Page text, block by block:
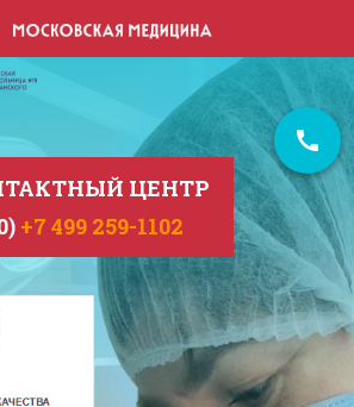
ЦЕНТР
+7 499 259-1102